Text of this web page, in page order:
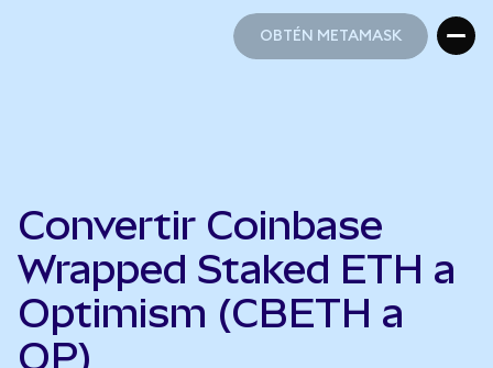
OBTÉN METAMASK
Convertir Coinbase
Wrapped Staked ETH a
Optimism (CBETH a
OP)